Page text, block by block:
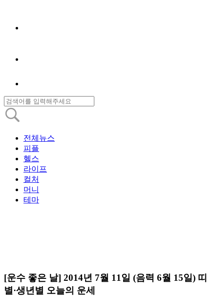
전체뉴스
피플
헬스
라이프
컬처
머니
테마
[운수 좋은 날] 2014년 7월 11일 (음력 6월 15일) 띠
별·생년별 오늘의 운세